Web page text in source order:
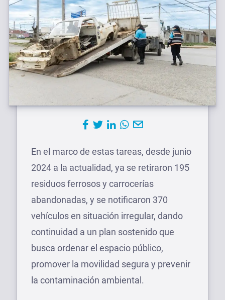
En el marco de estas tareas, desde junio
2024 a la actualidad, ya se retiraron 195
residuos ferrosos y carrocerías
abandonadas, y se notificaron 370
vehículos en situación irregular, dando
continuidad a un plan sostenido que
busca ordenar el espacio público,
promover la movilidad segura y prevenir
la contaminación ambiental.